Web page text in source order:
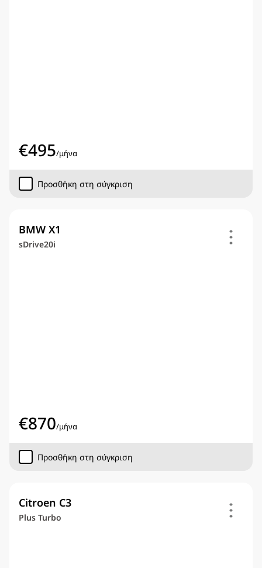
€495/μήνα
Προσθήκη στη σύγκριση
BMW X1
sDrive20i
€870/μήνα
Προσθήκη στη σύγκριση
Citroen C3
Plus Turbo